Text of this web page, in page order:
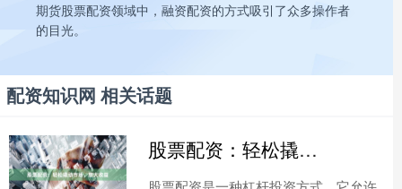
期货股票配资领域中，融资配资的方式吸引了众多操作者
的目光。
配资知识网 相关话题
股票配资：轻松撬动市场，放大收益